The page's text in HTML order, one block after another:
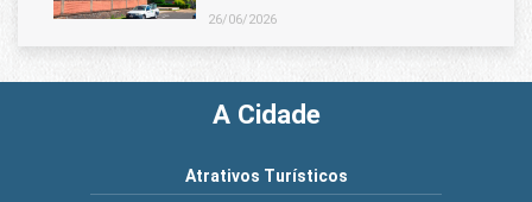
26/06/2026
A Cidade
Atrativos Turísticos